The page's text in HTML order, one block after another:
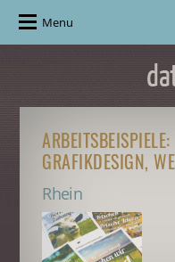
Menu
ARBEITSBEISPIELE:
GRAFIKDESIGN,
Rhein